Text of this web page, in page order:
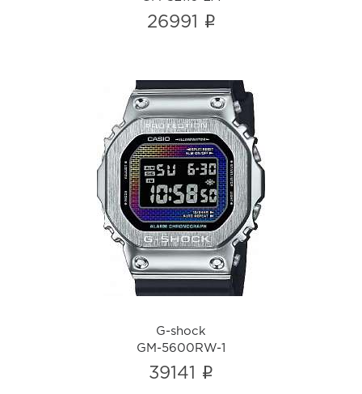
26991 i
G-shock
GM-5600RW-1
i
G-shock
GM-5600RW-1
39141 i